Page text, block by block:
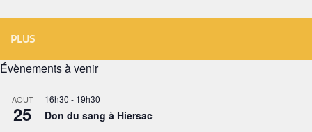
PLUS
Évènements à venir
AOÛT
25
16h30 - 19h30
Don du sang à Hiersac